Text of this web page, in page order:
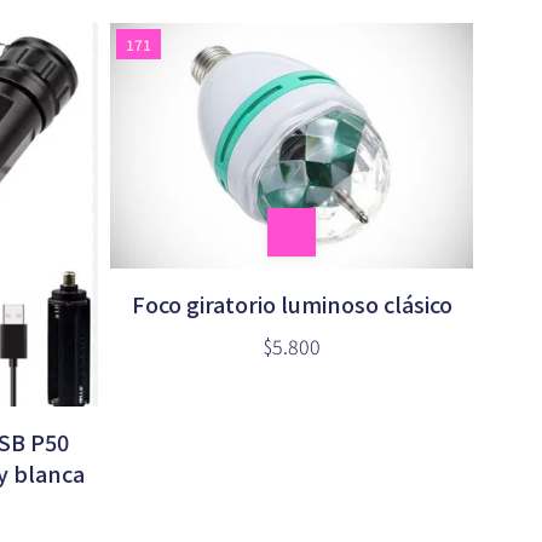
P50
blanca
171
Foco giratorio luminoso clásico
$5.800